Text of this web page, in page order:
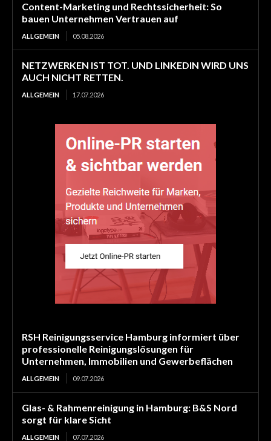
Content-Marketing und Rechtssicherheit: So
bauen Unternehmen Vertrauen auf
ALLGEMEIN 05.08.2026
NETZWERKEN IST TOT. UND LINKEDIN WIRD UNS
AUCH NICHT RETTEN.
ALLGEMEIN 17.07.2026
RSH Reinigungsservice Hamburg informiert über
professionelle Reinigungslösungen für
Unternehmen, Immobilien und Gewerbeflächen
ALLGEMEIN 09.07.2026
Glas- & Rahmenreinigung in Hamburg: B&S Nord
sorgt für klare Sicht
ALLGEMEIN 07.07.2026